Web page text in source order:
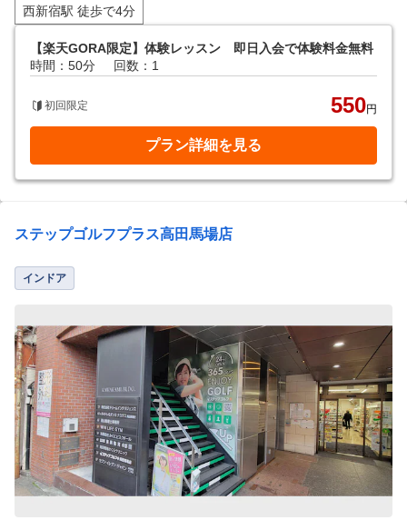
西新宿駅 徒歩で4分
【楽天GORA限定】体験レッスン 即日入会で体験料金無料
時間：50分
回数：1
初回限定 550円
プラン詳細を見る
ステップゴルフプラス高田馬場店
インドア